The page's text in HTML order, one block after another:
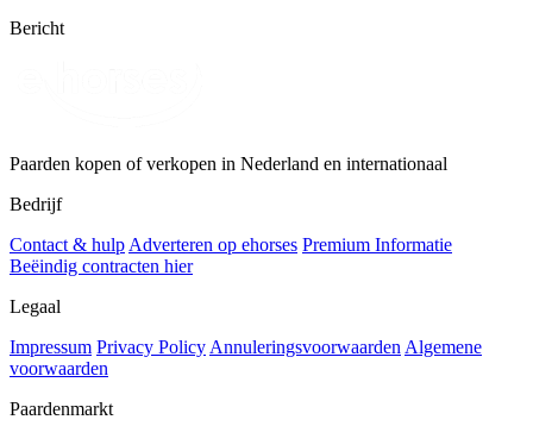
Bericht
Paarden kopen of verkopen in Nederland en internationaal
Bedrijf
Contact & hulp Adverteren op ehorses Premium Informatie
Beëindig contracten hier
Legaal
Impressum Privacy Policy Annuleringsvoorwaarden Algemene
voorwaarden
Paardenmarkt